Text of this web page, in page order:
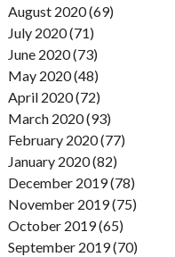
August 2020 (69)
July 2020 (71)
June 2020 (73)
May 2020 (48)
April 2020 (72)
March 2020 (93)
February 2020 (77)
January 2020 (82)
December 2019 (78)
November 2019 (75)
October 2019 (65)
September 2019 (70)